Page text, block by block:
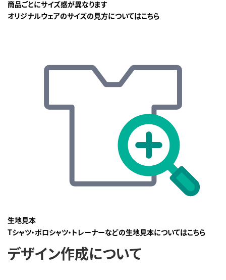
商品ごとにサイズ感が異なります
オリジナルウェアのサイズの見方についてはこちら
生地見本
Tシャツ・ポロシャツ・トレーナーなどの生地見本についてはこちら
デザイン作成について